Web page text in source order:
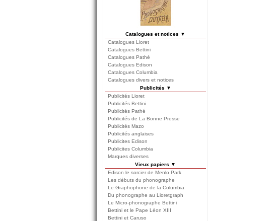
Catalogues et notices ▼
Catalogues Lioret
Catalogues Bettini
Catalogues Pathé
Catalogues Edison
Catalogues Columbia
Catalogues divers et notices
Publicités ▼
Publicités Lioret
Publicités Bettini
Publicités Pathé
Publicités de La Bonne Presse
Publicités Mazo
Publicités anglaises
Publicites Edison
Publicites Columbia
Marques diverses
Vieux papiers ▼
Edison le sorcier de Menlo Park
Les débuts du phonographe
Le Graphophone de la Columbia
Du phonographe au Lioretgraph
Le Micro-phonographe Bettini
Bettini et le Pape Léon XIII
Bettini et Caruso